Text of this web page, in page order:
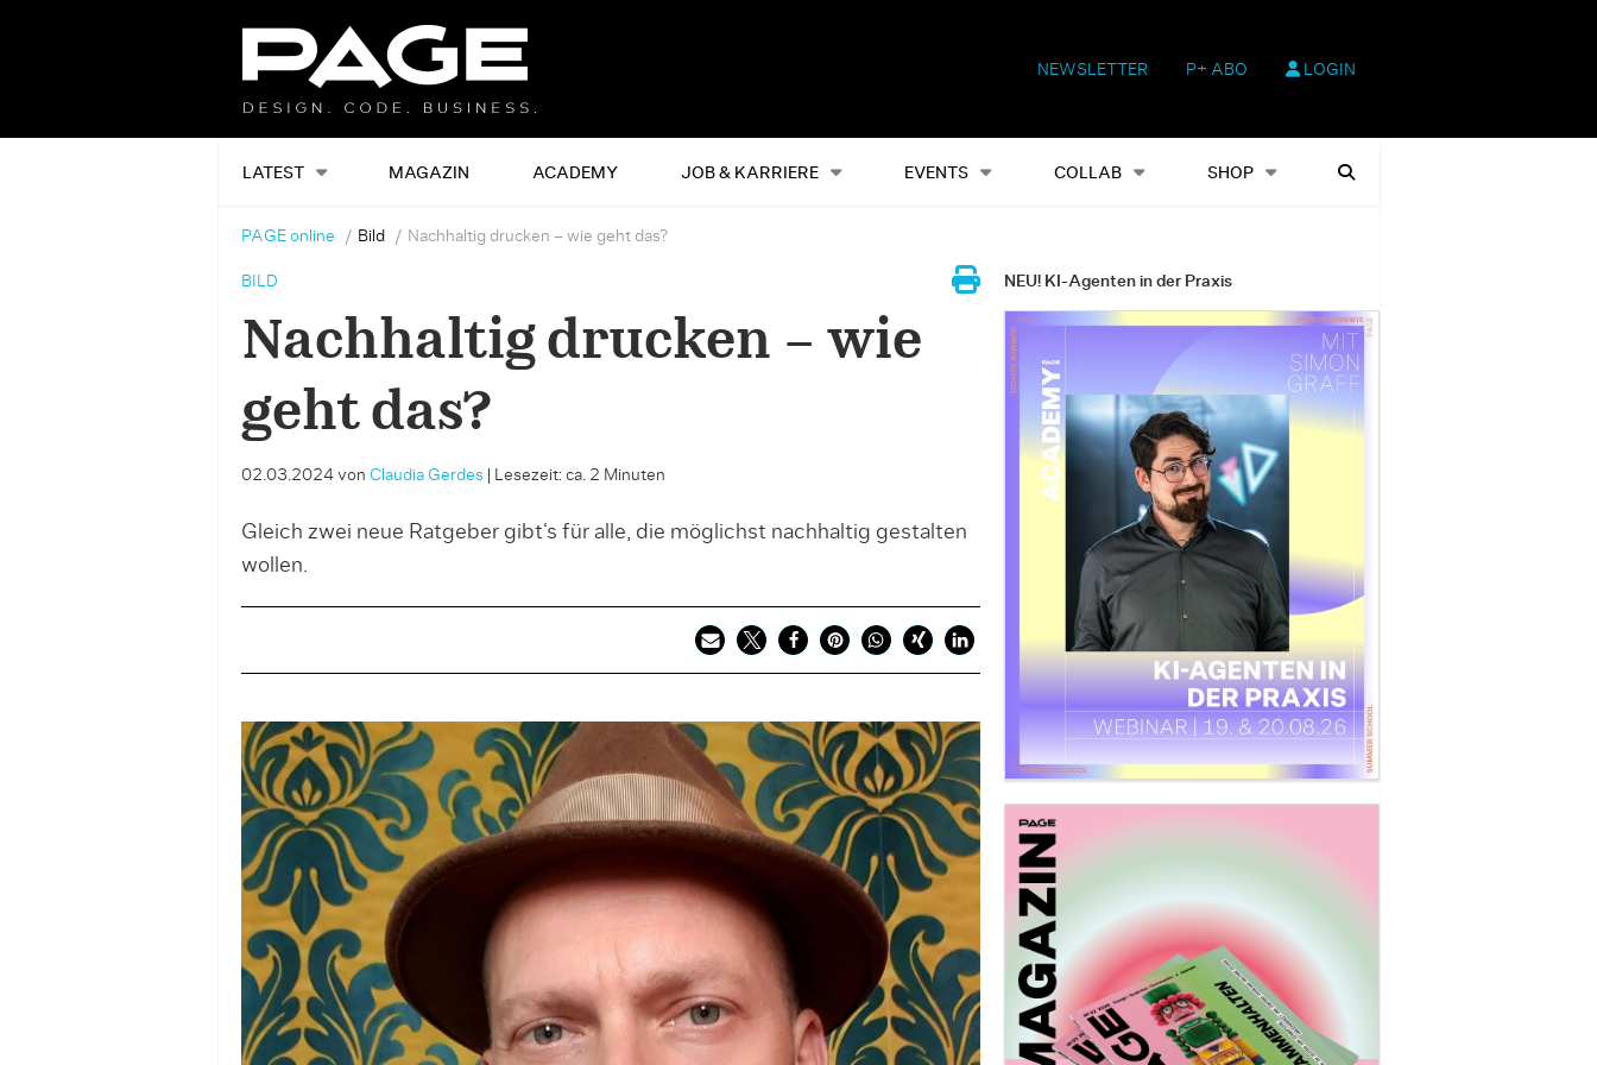
NEWSLETTER P+ ABO LOGIN
LATEST MAGAZIN ACADEMY JOB & KARRIERE EVENTS COLLAB SHOP
Alles Events Shop Heftausgaben Suchen
PAGE online Bild Nachhaltig drucken – wie geht das?
BILD
Nachhaltig drucken – wie
geht das?
02.03.2024 von Claudia Gerdes Lesezeit: ca. 2 Minuten
Gleich zwei neue Ratgeber gibt‘s für alle, die möglichst nachhaltig gestalten
wollen.
NEU! KI-Agenten in der Praxis